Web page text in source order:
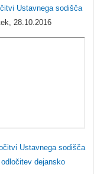
Ustavnega sodišča
28.10.2016
Ustavnega sodišča
dejansko